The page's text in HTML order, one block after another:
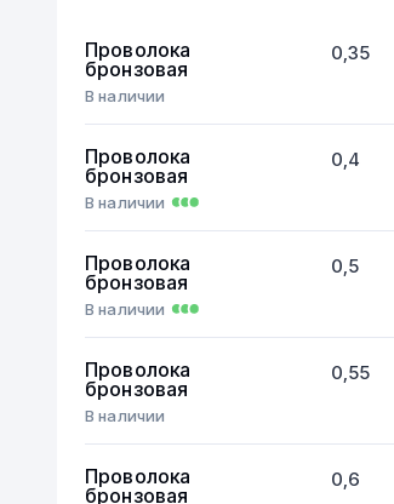
Проволока
бронзовая
В наличии
0,35
Проволока
бронзовая
В наличии
0,4
Проволока
бронзовая
В наличии
0,5
Проволока
бронзовая
В наличии
0,55
Проволока
бронзовая
0,6